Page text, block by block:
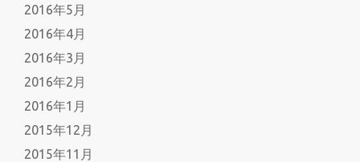
2016年5月
2016年4月
2016年3月
2016年2月
2016年1月
2015年12月
2015年11月